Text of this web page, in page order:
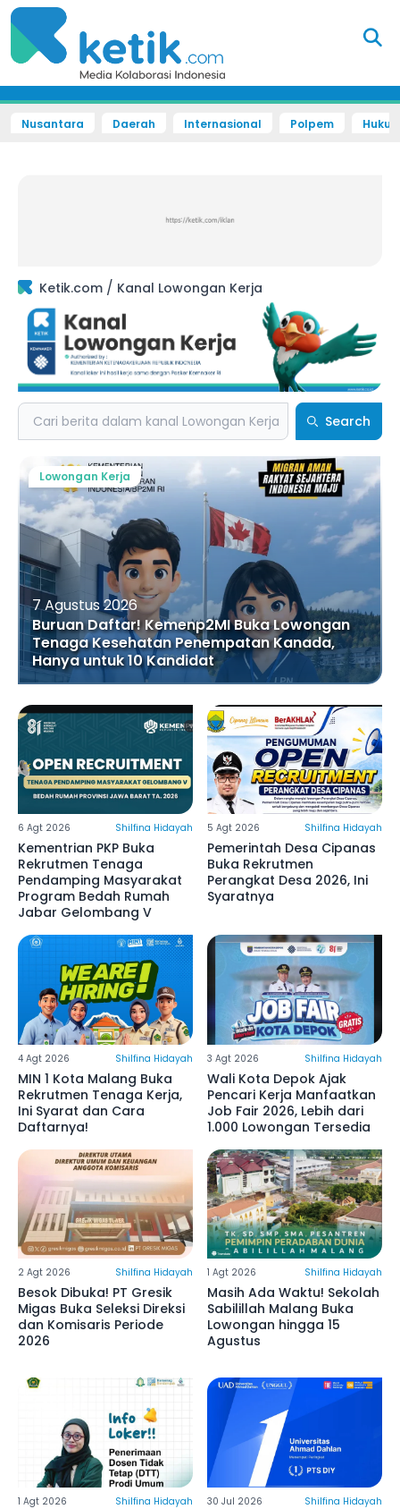
Nusantara Daerah Internasional Polpem
Ketik.com / Kanal Lowongan Kerja
Search Search
7 Agustus 2026
Buruan Daftar! Kemenp2MI Buka Lowongan
Tenaga Kesehatan Penempatan Kanada,
Hanya untuk 10 Kandidat
Lowongan Kerja
6 Agt 2026 Shilfina Hidayah
Kementrian PKP Buka
Rekrutmen Tenaga
Pendamping Masyarakat
Program Bedah Rumah
Jabar Gelombang V
5 Agt 2026 Shilfina Hidayah
Pemerintah Desa Cipanas
Buka Rekrutmen
Perangkat Desa 2026, Ini
Syaratnya
4 Agt 2026 Shilfina Hidayah
MIN 1 Kota Malang Buka
Rekrutmen Tenaga Kerja,
Ini Syarat dan Cara
Daftarnya!
3 Agt 2026 Shilfina Hidayah
Wali Kota Depok Ajak
Pencari Kerja Manfaatkan
Job Fair 2026, Lebih dari
1.000 Lowongan Tersedia
2 Agt 2026 Shilfina Hidayah
Besok Dibuka! PT Gresik
Migas Buka Seleksi Direksi
dan Komisaris Periode
2026
1 Agt 2026 Shilfina Hidayah
Masih Ada Waktu! Sekolah
Sabilillah Malang Buka
Lowongan hingga 15
Agustus
1 Agt 2026 Shilfina Hidayah 30 Jul 2026 Shilfina Hidayah